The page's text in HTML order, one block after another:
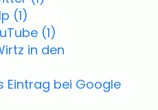
(1)
(1)
in den
Eintrag bei Google